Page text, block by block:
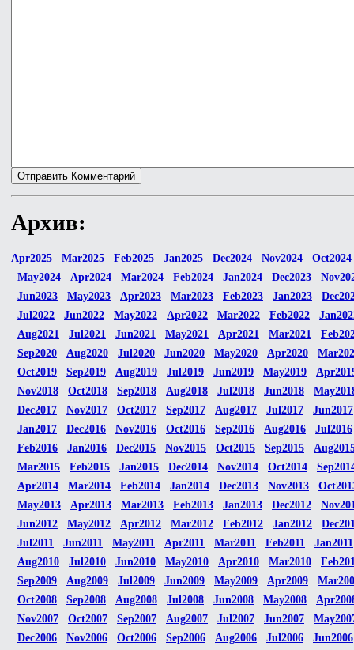
Архив:
Apr2025 Mar2025 Feb2025 Jan2025 Dec2024 Nov2024
Oct2024
May2024
Apr2024 Mar2024 Feb2024 Jan2024 Dec2023
Jun2023
May2023 Apr2023 Mar2023 Feb2023 Jan2023
Jul2022
Jun2022 May2022 Apr2022 Mar2022 Feb2022
Aug2021
Jul2021 Jun2021 May2021 Apr2021 Mar2021
Sep2020
Aug2020 Jul2020 Jun2020 May2020 Apr2020
Oct2019
Sep2019 Aug2019 Jul2019 Jun2019 May2019
Nov2018
Oct2018 Sep2018 Aug2018 Jul2018 Jun2018
Dec2017
Nov2017 Oct2017 Sep2017 Aug2017 Jul2017
Jun2017
Jan2017
Dec2016 Nov2016 Oct2016 Sep2016 Aug2016
Jul2016
Feb2016
Jan2016 Dec2015 Nov2015 Oct2015 Sep2015
Mar2015
Feb2015 Jan2015 Dec2014 Nov2014 Oct2014
Apr2014
Mar2014 Feb2014 Jan2014 Dec2013 Nov2013
May2013
Apr2013 Mar2013 Feb2013 Jan2013 Dec2012
Jun2012
May2012 Apr2012 Mar2012 Feb2012 Jan2012
Jul2011
Jun2011 May2011 Apr2011 Mar2011 Feb2011
Jan2011
Aug2010
Jul2010 Jun2010 May2010 Apr2010 Mar2010
Sep2009
Aug2009 Jul2009 Jun2009 May2009 Apr2009
Oct2008
Sep2008 Aug2008 Jul2008 Jun2008 May2008
Nov2007
Oct2007 Sep2007 Aug2007 Jul2007 Jun2007
Dec2006
Nov2006 Oct2006 Sep2006 Aug2006 Jul2006 Jun2006